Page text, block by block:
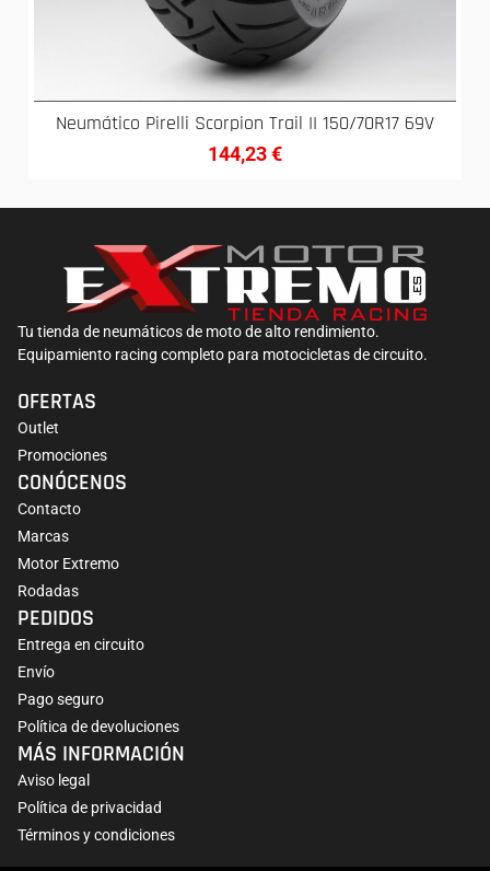
Neumático Pirelli Scorpion Trail II 150/70R17 69V
144,23€
Tu tienda de neumáticos de moto de alto rendimiento.
Equipamiento racing completo para motocicletas de circuito.
OFERTAS
Outlet
Promociones
CONÓCENOS
Contacto
Marcas
Motor Extremo
Rodadas
PEDIDOS
Entrega en circuito
Envío
Pago seguro
Política de devoluciones
MÁS INFORMACIÓN
Aviso legal
Política de privacidad
Términos y condiciones